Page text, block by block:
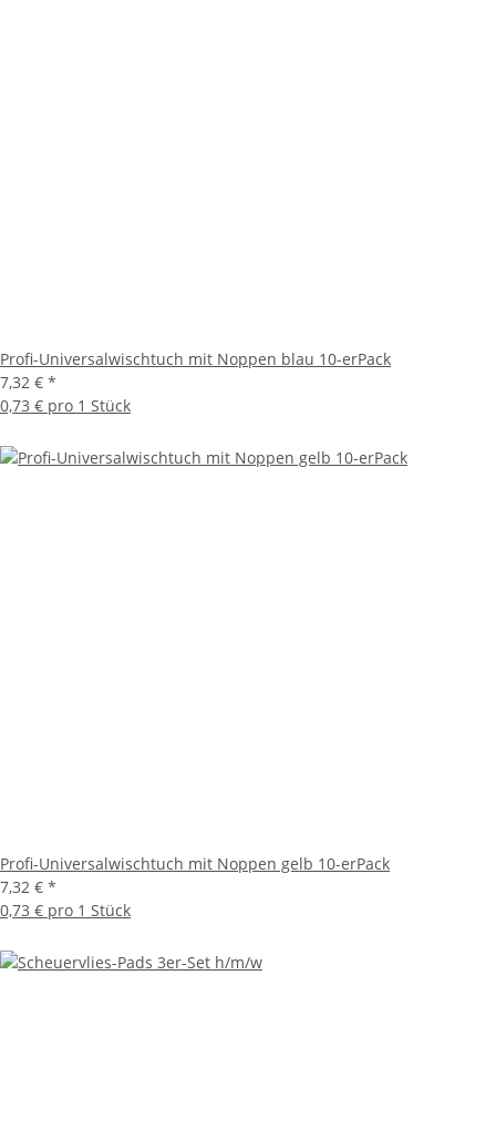
Profi-Universalwischtuch mit Noppen blau 10-erPack
7,32 € *
0,73 € pro 1 Stück
Profi-Universalwischtuch mit Noppen gelb 10-erPack
7,32 € *
0,73 € pro 1 Stück